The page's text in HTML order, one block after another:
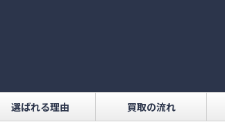
選ばれる理由 買取の流れ